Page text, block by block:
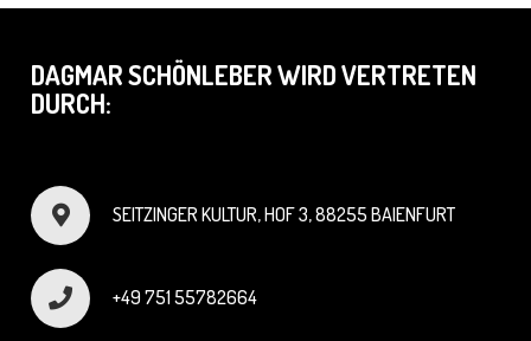
DAGMAR SCHÖNLEBER WIRD VERTRETEN
DURCH:
SEITZINGER KULTUR, HOF 3, 88255 BAIENFURT
+49 751 55782664